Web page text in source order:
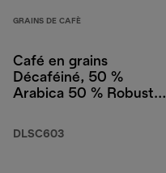
GRAINS DE CAFÈ
Café en grains
Décaféiné, 50 %
Arabica 50 % Robusta,
DLSC603